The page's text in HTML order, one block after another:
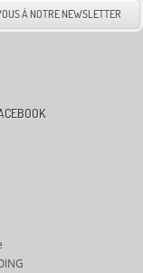
À NOTRE NEWSLETTER